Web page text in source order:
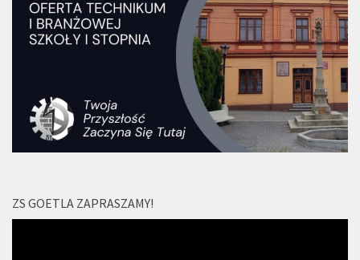
ZS GOETLA ZAPRASZAMY!